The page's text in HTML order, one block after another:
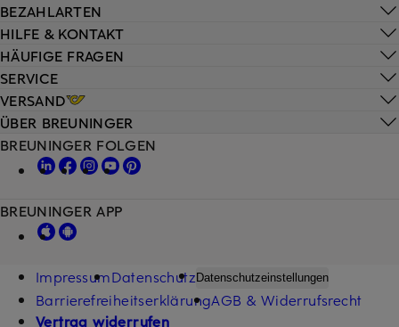
HILFE & KONTAKT
HÄUFIGE FRAGEN
SERVICE
VERSAND
BEZAHLARTEN
ÜBER BREUNINGER
BREUNINGER FOLGEN
BREUNINGER APP
ImpressumDatenschutz Datenschutzeinstellungen
BarrierefreiheitserklärungAGB & Widerrufsrecht
Vertrag widerrufen